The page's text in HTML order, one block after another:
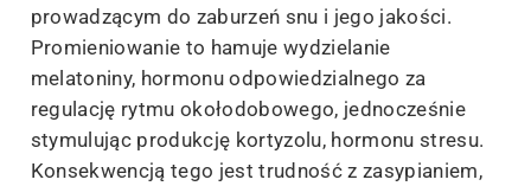
prowadzącym do zaburzeń snu i jego jakości.
Promieniowanie to hamuje wydzielanie
melatoniny, hormonu odpowiedzialnego za
regulację rytmu okołodobowego, jednocześnie
stymulując produkcję kortyzolu, hormonu stresu.
Konsekwencją tego jest trudność z zasypianiem,